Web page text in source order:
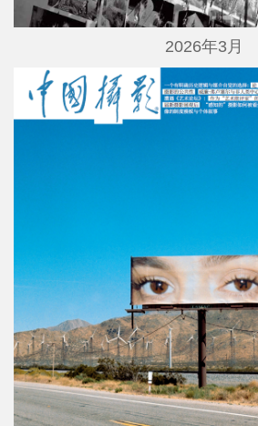
2026年3月